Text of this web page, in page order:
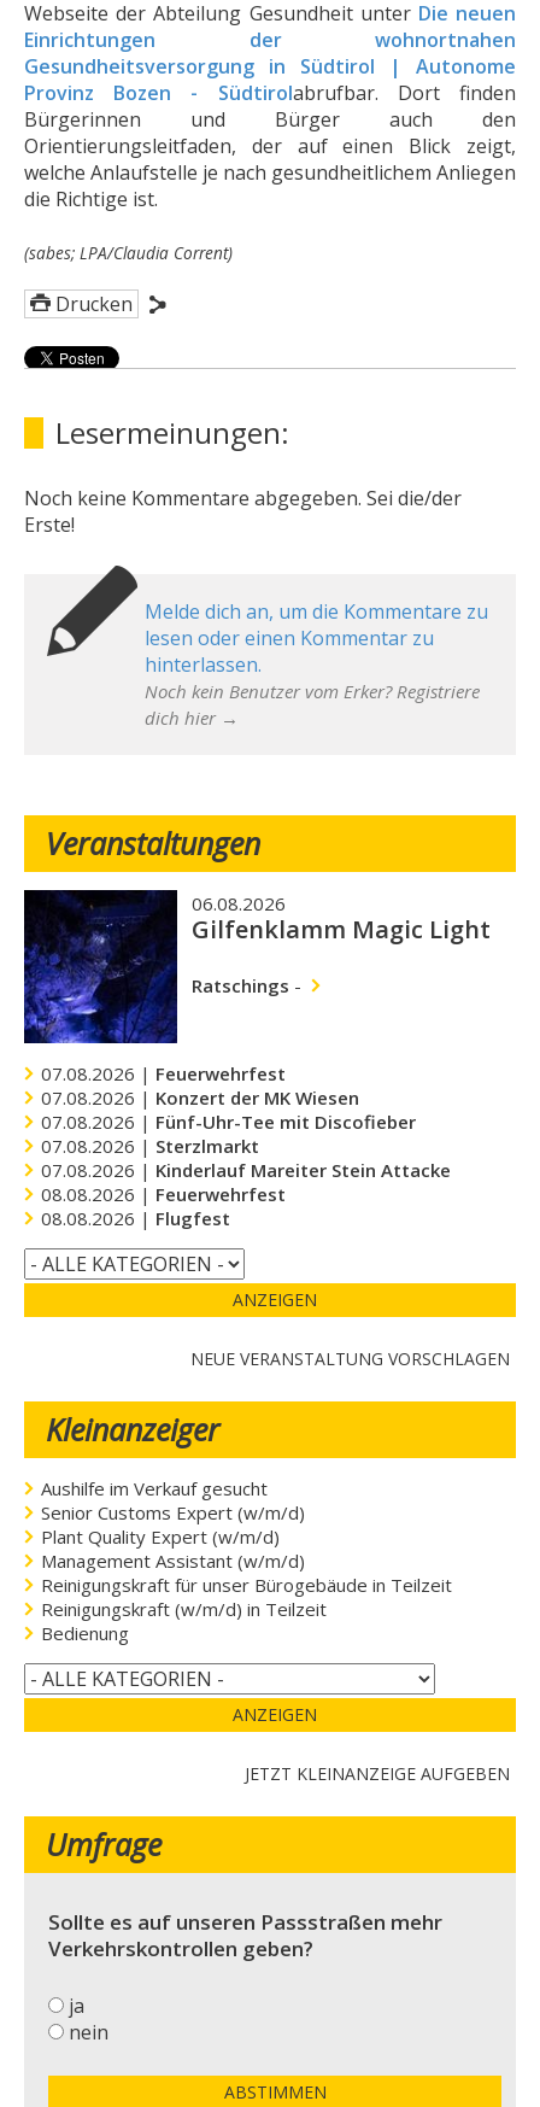
Webseite der Abteilung Gesundheit unter Die neuen
Einrichtungen der wohnortnahen
Gesundheitsversorgung in Südtirol | Autonome
Provinz Bozen - Südtirolabrufbar. Dort finden
Bürgerinnen und Bürger auch den
Orientierungsleitfaden, der auf einen Blick zeigt,
welche Anlaufstelle je nach gesundheitlichem Anliegen
die Richtige ist.
(sabes; LPA/Claudia Corrent)
Drucken
Lesermeinungen:
Noch keine Kommentare abgegeben. Sei die/der
Erste!
Melde dich an, um die Kommentare zu
lesen oder einen Kommentar zu
hinterlassen.
Noch kein Benutzer vom Erker? Registriere
dich hier →
Veranstaltungen
06.08.2026
Gilfenklamm Magic Light
Ratschings -
07.08.2026 | Feuerwehrfest
07.08.2026 | Konzert der MK Wiesen
07.08.2026 | Fünf-Uhr-Tee mit Discofieber
07.08.2026 | Sterzlmarkt
07.08.2026 | Kinderlauf Mareiter Stein Attacke
08.08.2026 | Feuerwehrfest
08.08.2026 | Flugfest
ANZEIGEN
NEUE VERANSTALTUNG VORSCHLAGEN
Kleinanzeiger
Aushilfe im Verkauf gesucht
Senior Customs Expert (w/m/d)
Plant Quality Expert (w/m/d)
Management Assistant (w/m/d)
Reinigungskraft für unser Bürogebäude in Teilzeit
Reinigungskraft (w/m/d) in Teilzeit
Bedienung
ANZEIGEN
JETZT KLEINANZEIGE AUFGEBEN
Umfrage
Sollte es auf unseren Passstraßen mehr
Verkehrskontrollen geben?
ja
nein
ABSTIMMEN